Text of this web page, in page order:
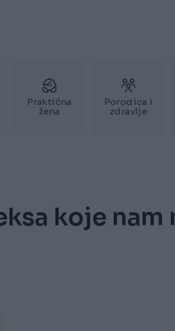
Praktična
žena
Porodica i
zdravlje
koje nam